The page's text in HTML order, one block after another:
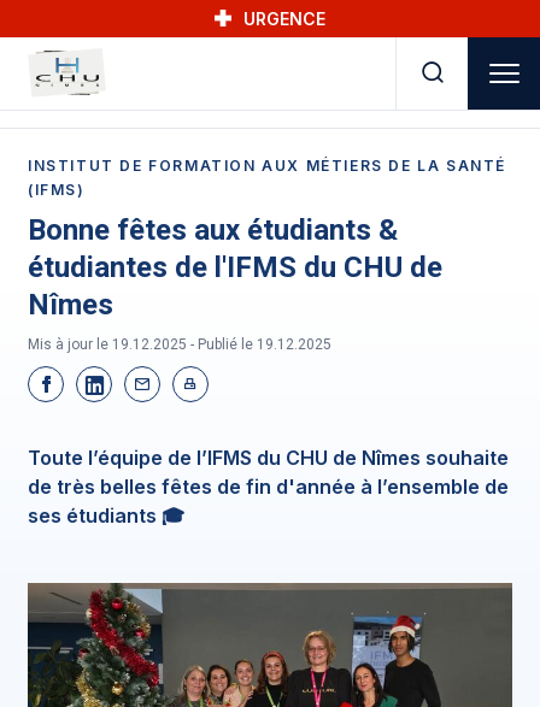
URGENCE
INSTITUT DE FORMATION AUX MÉTIERS DE LA SANTÉ
(IFMS)
Bonne fêtes aux étudiants &
étudiantes de l'IFMS du CHU de
Nîmes
Mis à jour le 19.12.2025 - Publié le 19.12.2025
Toute l’équipe de l’IFMS du CHU de Nîmes souhaite
de très belles fêtes de fin d'année à l’ensemble de
ses étudiants 🎓